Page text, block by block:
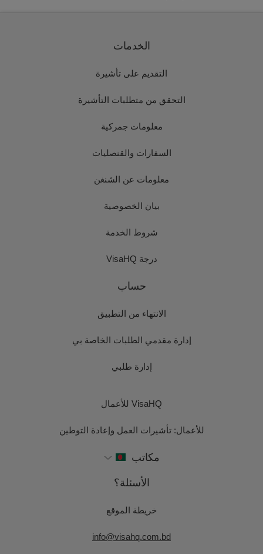
الخدمات
التقديم على تأشيرة
التحقق من متطلبات التأشيرة
معلومات جمركية
السفارات والقنصليات
معلومات عن الشنغن
بيان الخصوصية
شروط الخدمة
درجة VisaHQ
حساب
الانتهاء من التطبيق
إدارة مقدمي الطلبات الخاصة بي
إدارة طلبي
VisaHQ للأعمال
للأعمال: تأشيرات العمل وإعادة التوطين
مكاتب
الأسئلة؟
خريطة الموقع
info@visahq.com.bd